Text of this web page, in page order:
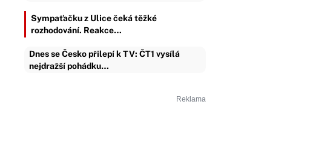
Sympaťačku z Ulice čeká těžké
rozhodování. Reakce…
Dnes se Česko přilepí k TV: ČT1 vysílá
nejdražší pohádku…